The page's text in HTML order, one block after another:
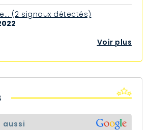
(2 signaux détectés)
Voir plus
aussi